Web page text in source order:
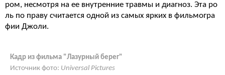
ром, несмотря на ее внутренние травмы и диагноз. Эта ро
ль по праву считается одной из самых ярких в фильмогра
фии Джоли.
Кадр из фильма "Лазурный берег"
Источник фото: Universal Pictures